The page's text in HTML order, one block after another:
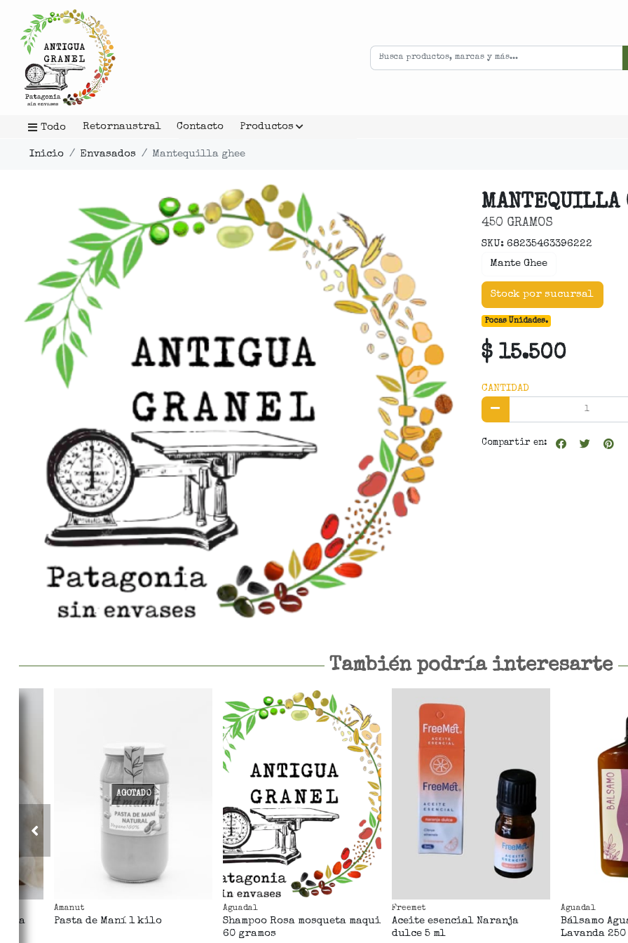
Todo Retornaustral Contacto Productos
Inicio Envasados Mantequilla ghee
MANTEQUILLA
450 GRAMOS
SKU: 68235463396222
Mante Ghee
Stock por sucursal
Pocas Unidades.
$ 15.500
CANTIDAD
Compartir en:
También podría interesarte
AGOTADO
Amanut
Pasta de Maní 1 kilo
Aguadal
Shampoo Rosa mosqueta maqui
60 gramos
Freemet
Aceite esencial Naranja
dulce 5 ml
Aguadal
Bálsamo
Lavanda 250